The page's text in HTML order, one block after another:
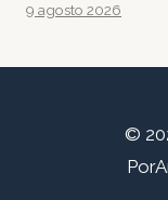
9 agosto 2026
©